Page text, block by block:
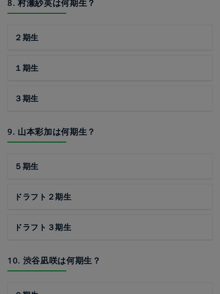
8. 村瀬紗英は何期生？
２期生
１期生
３期生
9. 山本彩加は何期生？
５期生
ドラフト２期生
ドラフト３期生
10. 渋谷凪咲は何期生？